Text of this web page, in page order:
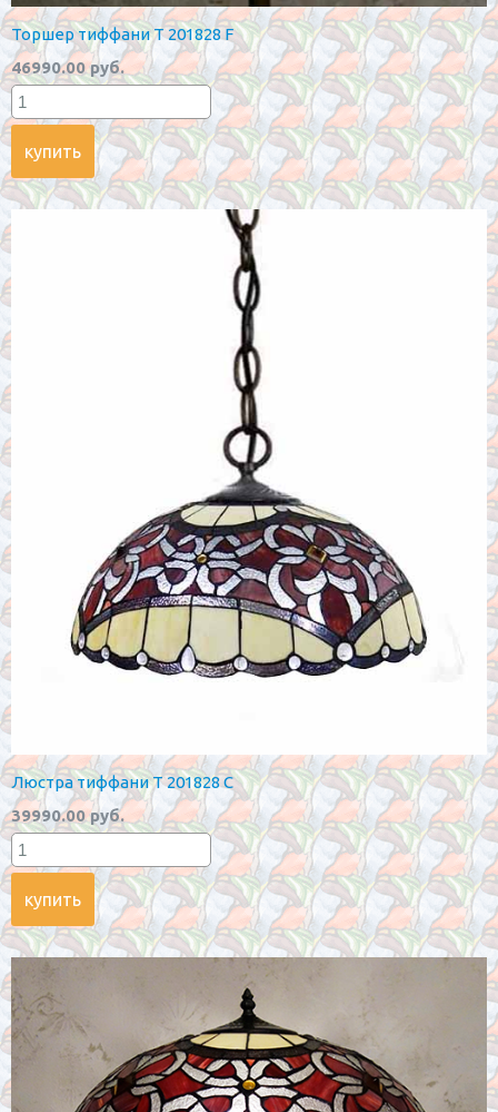
Торшер тиффани T 201828 F
46990.00 руб.
Люстра тиффани T 201828 C
39990.00 руб.